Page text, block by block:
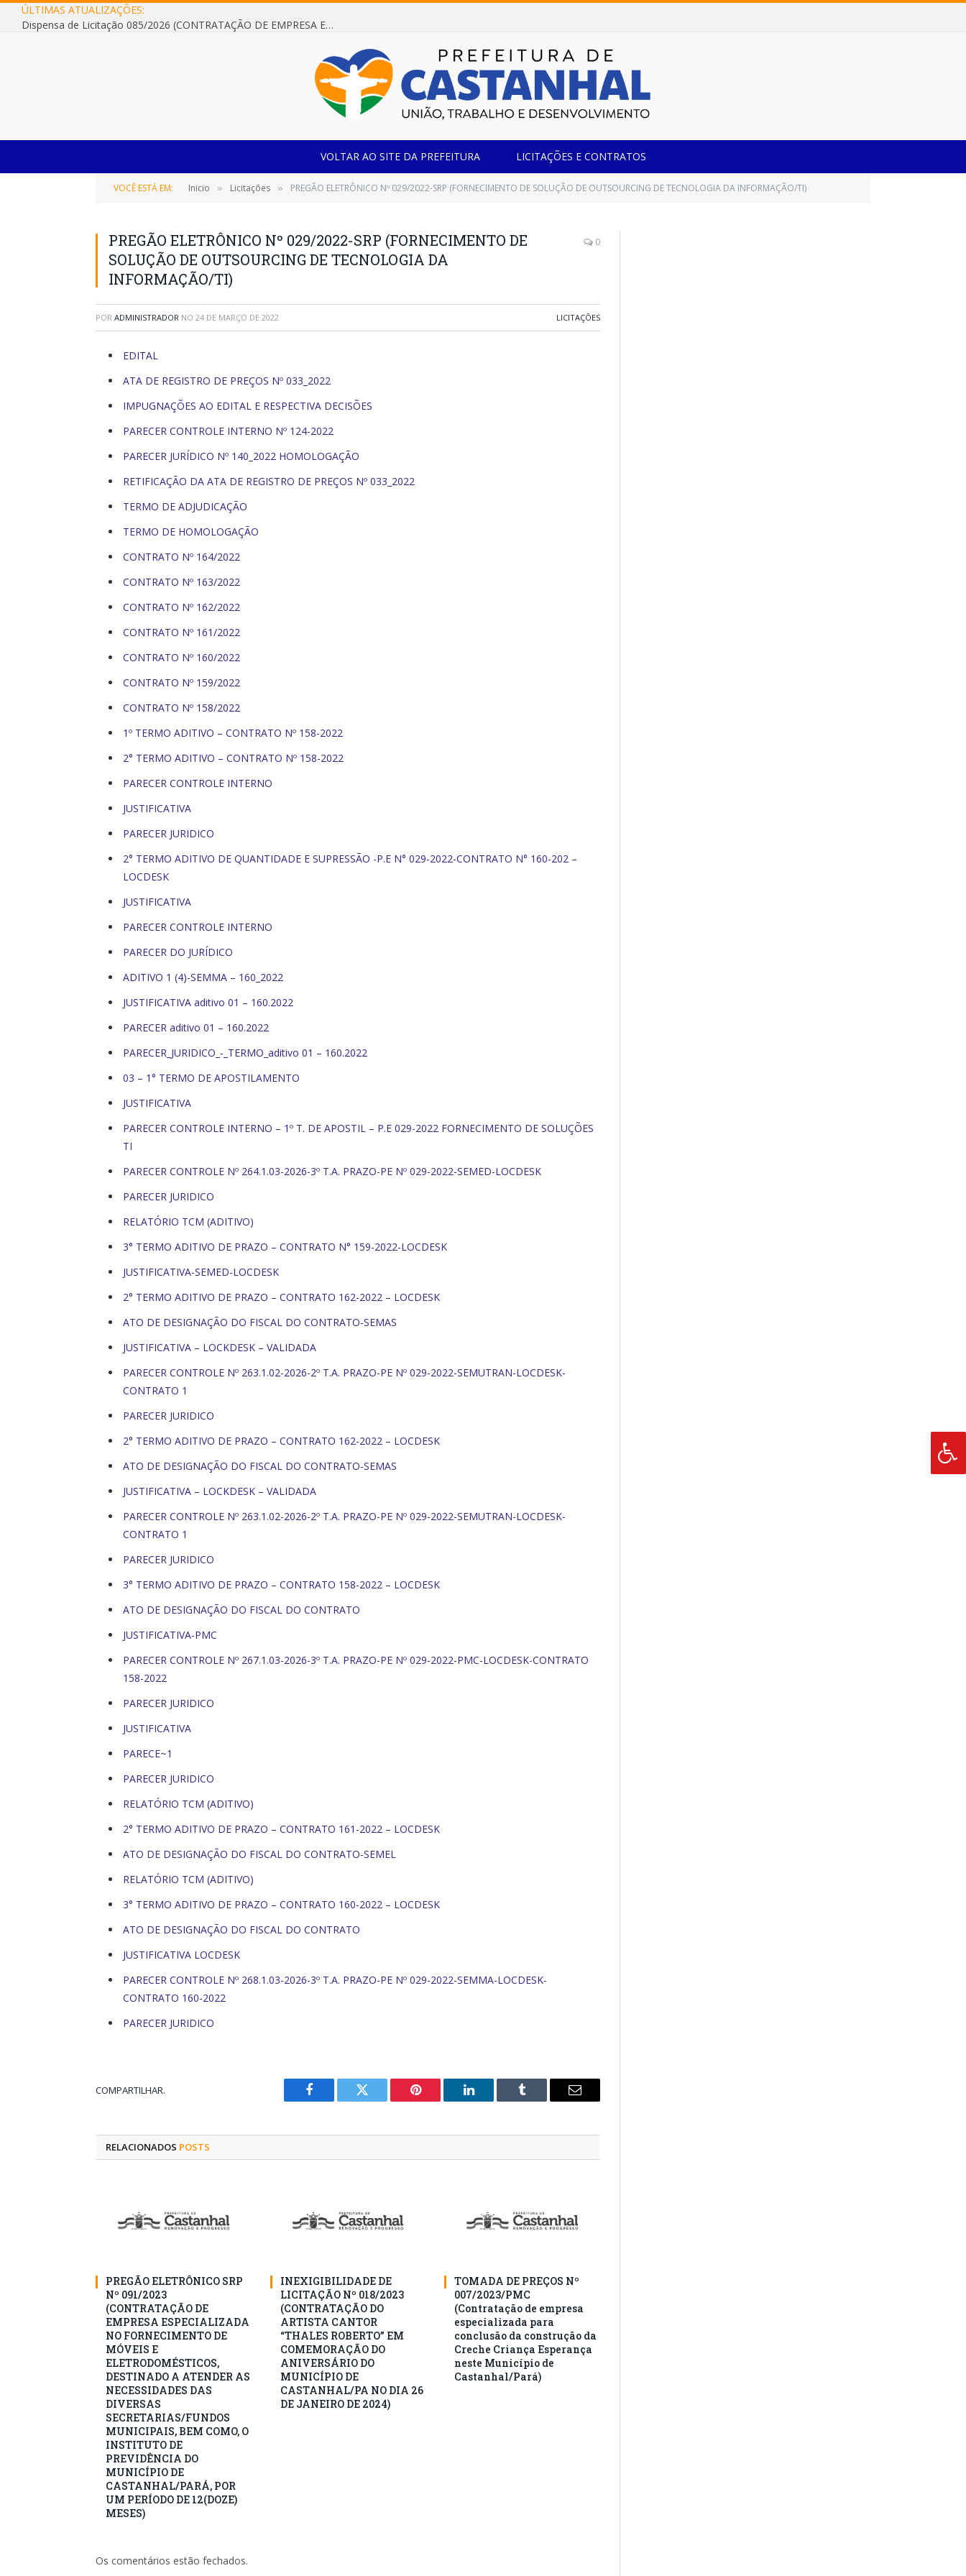
ÚLTIMAS ATUALIZAÇÕES:
Dispensa de Licitação 085/2026 (CONTRATAÇÃO DE EMPRESA ESPECIALIZADA NA FABRICAÇÃO DE MÓVEIS SOB MEDIDA COM ESTRUTURA METÁLICA EM METALON PARA ATENDIMENTO DAS NECESSIDADES DA SALA SIMOV DA EMEF MADRE MARIA VIGANÓ)
VOLTAR AO SITE DA PREFEITURA LICITAÇÕES E CONTRATOS
VOCÊ ESTÁ EM: Inicio » Licitações » PREGÃO ELETRÔNICO Nº 029/2022-SRP (FORNECIMENTO DE SOLUÇÃO DE OUTSOURCING DE TECNOLOGIA DA INFORMAÇÃO/TI)
PREGÃO ELETRÔNICO Nº 029/2022-SRP (FORNECIMENTO DE
SOLUÇÃO DE OUTSOURCING DE TECNOLOGIA DA
INFORMAÇÃO/TI)
0
POR ADMINISTRADOR NO 24 DE MARÇO DE 2022 LICITAÇÕES
EDITAL
ATA DE REGISTRO DE PREÇOS Nº 033_2022
IMPUGNAÇÕES AO EDITAL E RESPECTIVA DECISÕES
PARECER CONTROLE INTERNO Nº 124-2022
PARECER JURÍDICO Nº 140_2022 HOMOLOGAÇÃO
RETIFICAÇÃO DA ATA DE REGISTRO DE PREÇOS Nº 033_2022
TERMO DE ADJUDICAÇÃO
TERMO DE HOMOLOGAÇÃO
CONTRATO Nº 164/2022
CONTRATO Nº 163/2022
CONTRATO Nº 162/2022
CONTRATO Nº 161/2022
CONTRATO Nº 160/2022
CONTRATO Nº 159/2022
CONTRATO Nº 158/2022
1º TERMO ADITIVO – CONTRATO Nº 158-2022
2° TERMO ADITIVO – CONTRATO Nº 158-2022
PARECER CONTROLE INTERNO
JUSTIFICATIVA
PARECER JURIDICO
2° TERMO ADITIVO DE QUANTIDADE E SUPRESSÃO -P.E N° 029-2022-CONTRATO N° 160-202 –
LOCDESK
JUSTIFICATIVA
PARECER CONTROLE INTERNO
PARECER DO JURÍDICO
ADITIVO 1 (4)-SEMMA – 160_2022
JUSTIFICATIVA aditivo 01 – 160.2022
PARECER aditivo 01 – 160.2022
PARECER_JURIDICO_-_TERMO_aditivo 01 – 160.2022
03 – 1° TERMO DE APOSTILAMENTO
JUSTIFICATIVA
PARECER CONTROLE INTERNO – 1º T. DE APOSTIL – P.E 029-2022 FORNECIMENTO DE SOLUÇÕES
TI
PARECER CONTROLE Nº 264.1.03-2026-3º T.A. PRAZO-PE Nº 029-2022-SEMED-LOCDESK
PARECER JURIDICO
RELATÓRIO TCM (ADITIVO)
3° TERMO ADITIVO DE PRAZO – CONTRATO N° 159-2022-LOCDESK
JUSTIFICATIVA-SEMED-LOCDESK
2° TERMO ADITIVO DE PRAZO – CONTRATO 162-2022 – LOCDESK
ATO DE DESIGNAÇÃO DO FISCAL DO CONTRATO-SEMAS
JUSTIFICATIVA – LOCKDESK – VALIDADA
PARECER CONTROLE Nº 263.1.02-2026-2º T.A. PRAZO-PE Nº 029-2022-SEMUTRAN-LOCDESK-
CONTRATO 1
PARECER JURIDICO
2° TERMO ADITIVO DE PRAZO – CONTRATO 162-2022 – LOCDESK
ATO DE DESIGNAÇÃO DO FISCAL DO CONTRATO-SEMAS
JUSTIFICATIVA – LOCKDESK – VALIDADA
PARECER CONTROLE Nº 263.1.02-2026-2º T.A. PRAZO-PE Nº 029-2022-SEMUTRAN-LOCDESK-
CONTRATO 1
PARECER JURIDICO
3° TERMO ADITIVO DE PRAZO – CONTRATO 158-2022 – LOCDESK
ATO DE DESIGNAÇÃO DO FISCAL DO CONTRATO
JUSTIFICATIVA-PMC
PARECER CONTROLE Nº 267.1.03-2026-3º T.A. PRAZO-PE Nº 029-2022-PMC-LOCDESK-CONTRATO
158-2022
PARECER JURIDICO
JUSTIFICATIVA
PARECE~1
PARECER JURIDICO
RELATÓRIO TCM (ADITIVO)
2° TERMO ADITIVO DE PRAZO – CONTRATO 161-2022 – LOCDESK
ATO DE DESIGNAÇÃO DO FISCAL DO CONTRATO-SEMEL
RELATÓRIO TCM (ADITIVO)
3° TERMO ADITIVO DE PRAZO – CONTRATO 160-2022 – LOCDESK
ATO DE DESIGNAÇÃO DO FISCAL DO CONTRATO
JUSTIFICATIVA LOCDESK
PARECER CONTROLE Nº 268.1.03-2026-3º T.A. PRAZO-PE Nº 029-2022-SEMMA-LOCDESK-
CONTRATO 160-2022
PARECER JURIDICO
COMPARTILHAR.
Facebook Twitter Pinterest
O
Tumblr
E-
RELACIONADOS POSTS
PREGÃO ELETRÔNICO SRP
Nº 091/2023
(CONTRATAÇÃO DE
EMPRESA ESPECIALIZADA
NO FORNECIMENTO DE
MÓVEIS E
ELETRODOMÉSTICOS,
DESTINADO A ATENDER AS
NECESSIDADES DAS
DIVERSAS
SECRETARIAS/FUNDOS
MUNICIPAIS, BEM COMO, O
INSTITUTO DE
PREVIDÊNCIA DO
MUNICÍPIO DE
CASTANHAL/PARÁ, POR
UM PERÍODO DE 12(DOZE)
MESES)
INEXIGIBILIDADE DE
LICITAÇÃO Nº 018/2023
(CONTRATAÇÃO DO
ARTISTA CANTOR
“THALES ROBERTO” EM
COMEMORAÇÃO DO
ANIVERSÁRIO DO
MUNICÍPIO DE
CASTANHAL/PA NO DIA 26
DE JANEIRO DE 2024)
TOMADA DE PREÇOS Nº
007/2023/PMC
(Contratação de empresa
especializada para
conclusão da construção da
Creche Criança Esperança
neste Município de
Castanhal/Pará)
Os comentários estão fechados.